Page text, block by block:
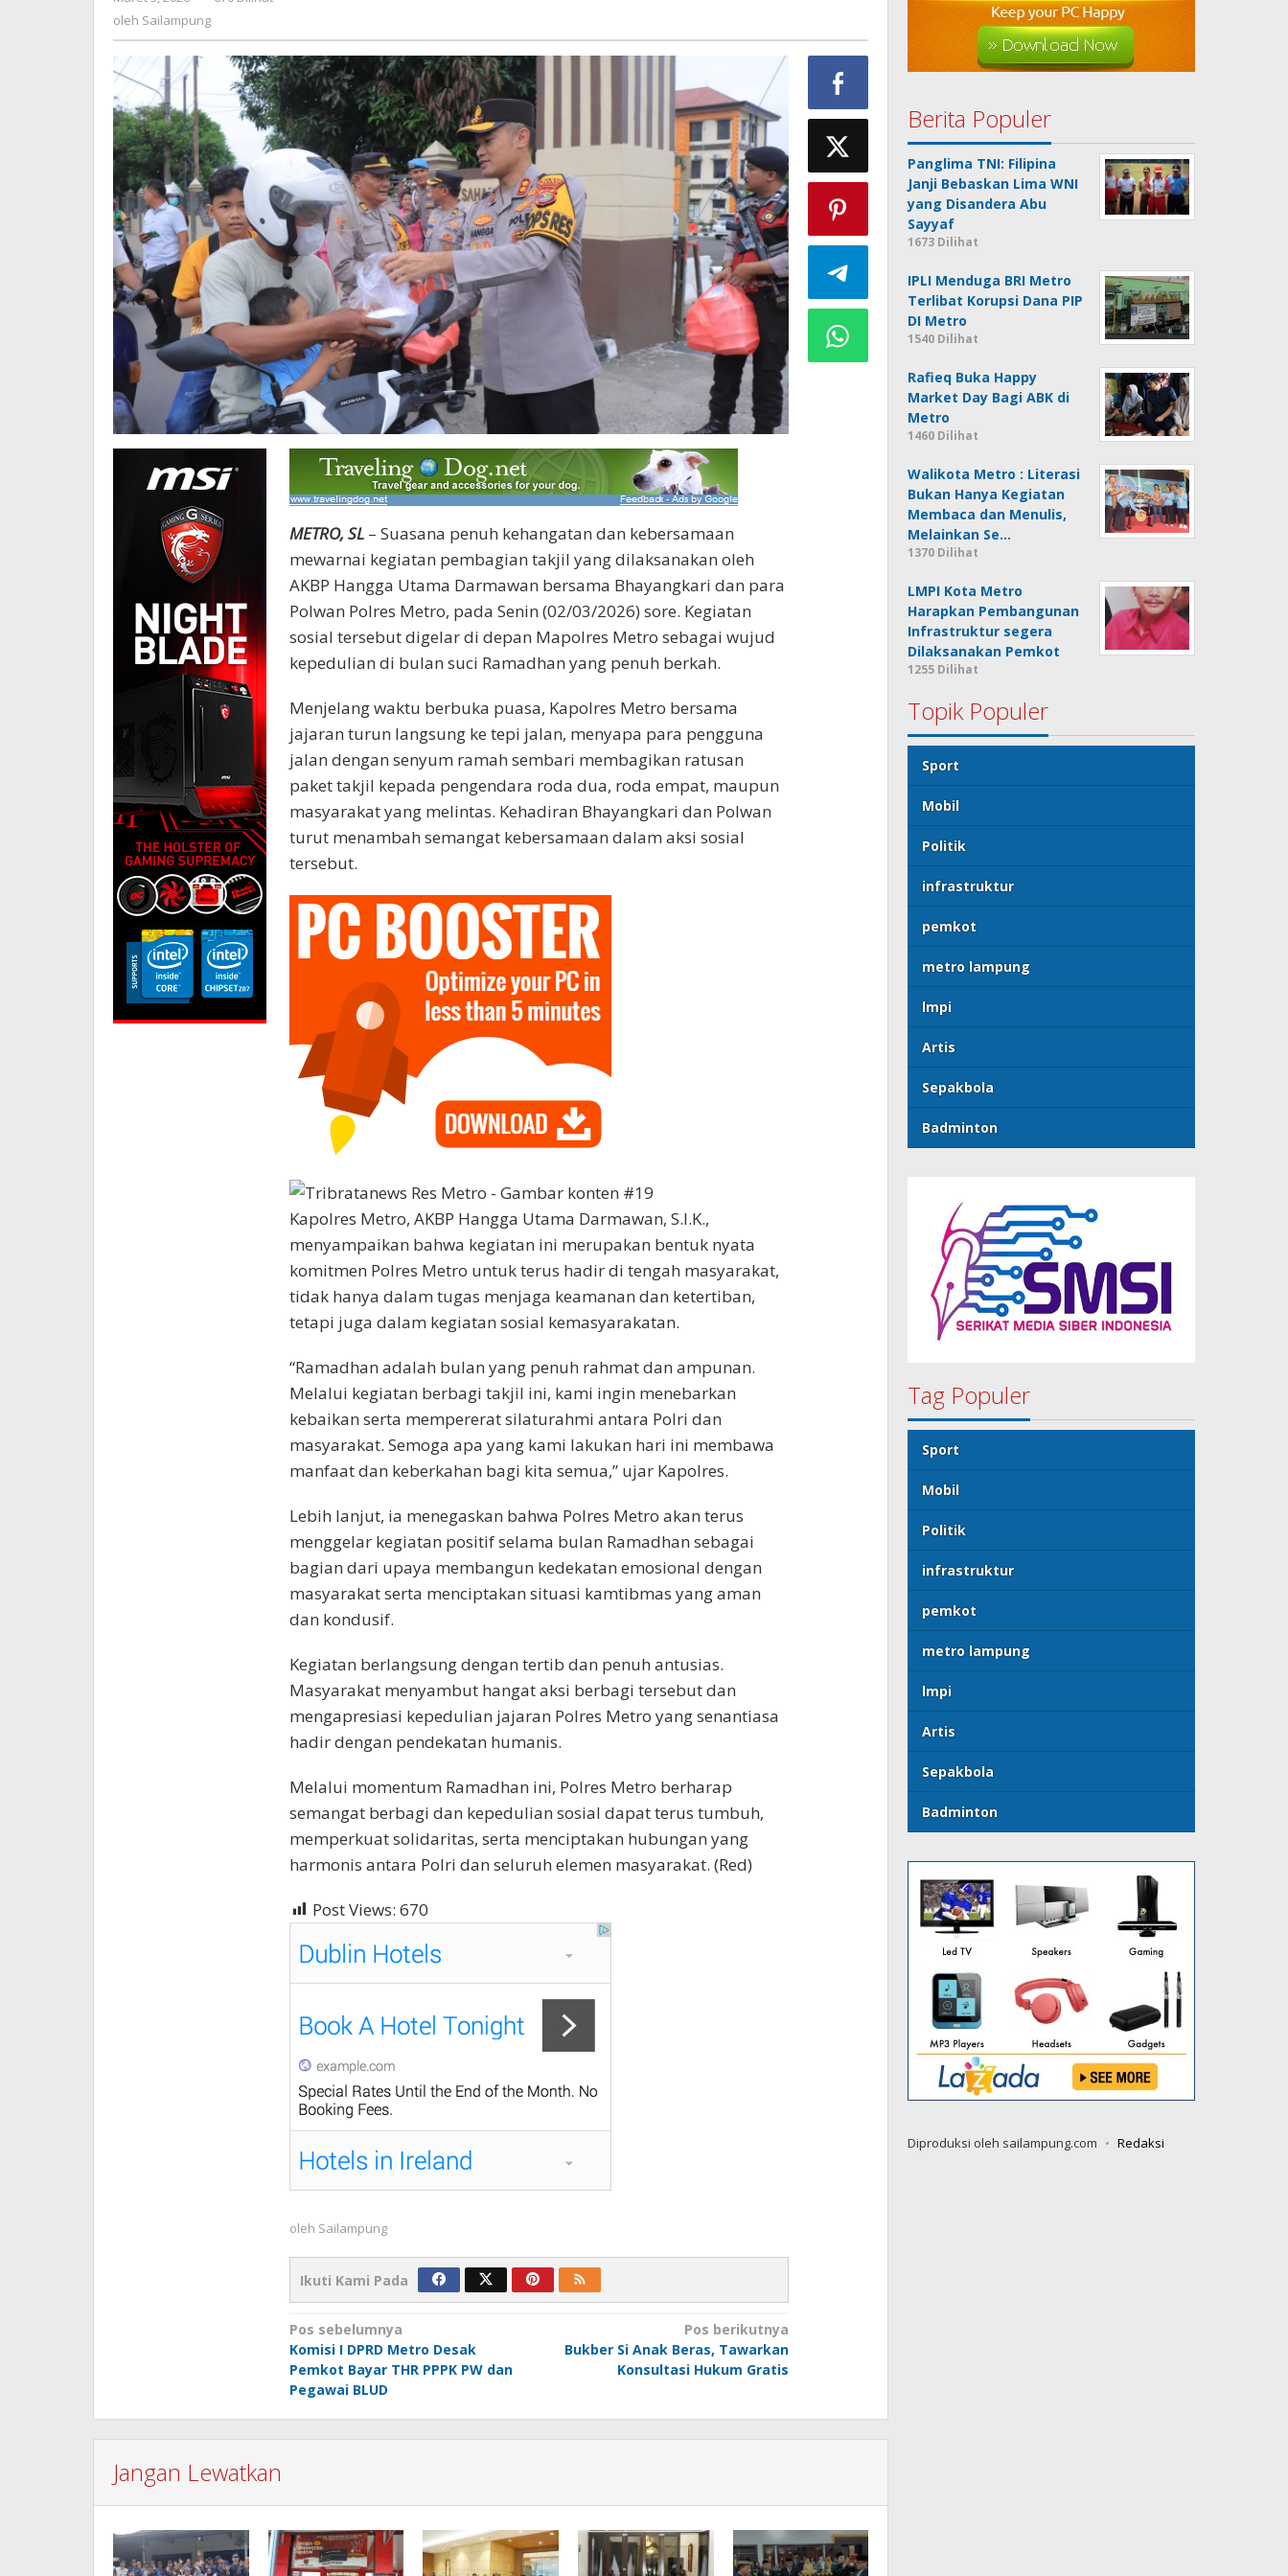
Takjil
Sailampung
oleh Sailampung
METRO, SL– Suasana penuh kehangatan dan kebersamaan
mewarnai kegiatan pembagian takjil yang dilaksanakan oleh
AKBP Hangga Utama Darmawan bersama Bhayangkari dan para
Polwan Polres Metro, pada Senin (02/03/2026) sore. Kegiatan
sosial tersebut digelar di depan Mapolres Metro sebagai wujud
kepedulian di bulan suci Ramadhan yang penuh berkah.
Menjelang waktu berbuka puasa, Kapolres Metro bersama
jajaran turun langsung ke tepi jalan, menyapa para pengguna
jalan dengan senyum ramah sembari membagikan ratusan
paket takjil kepada pengendara roda dua, roda empat, maupun
masyarakat yang melintas. Kehadiran Bhayangkari dan Polwan
turut menambah semangat kebersamaan dalam aksi sosial
tersebut.
Kapolres Metro, AKBP Hangga Utama Darmawan, S.I.K.,
menyampaikan bahwa kegiatan ini merupakan bentuk nyata
komitmen Polres Metro untuk terus hadir di tengah masyarakat,
tidak hanya dalam tugas menjaga keamanan dan ketertiban,
tetapi juga dalam kegiatan sosial kemasyarakatan.
“Ramadhan adalah bulan yang penuh rahmat dan ampunan.
Melalui kegiatan berbagi takjil ini, kami ingin menebarkan
kebaikan serta mempererat silaturahmi antara Polri dan
masyarakat. Semoga apa yang kami lakukan hari ini membawa
manfaat dan keberkahan bagi kita semua,” ujar Kapolres.
Lebih lanjut, ia menegaskan bahwa Polres Metro akan terus
menggelar kegiatan positif selama bulan Ramadhan sebagai
bagian dari upaya membangun kedekatan emosional dengan
masyarakat serta menciptakan situasi kamtibmas yang aman
dan kondusif.
Kegiatan berlangsung dengan tertib dan penuh antusias.
Masyarakat menyambut hangat aksi berbagi tersebut dan
mengapresiasi kepedulian jajaran Polres Metro yang senantiasa
hadir dengan pendekatan humanis.
Melalui momentum Ramadhan ini, Polres Metro berharap
semangat berbagi dan kepedulian sosial dapat terus tumbuh,
memperkuat solidaritas, serta menciptakan hubungan yang
harmonis antara Polri dan seluruh elemen masyarakat. (Red)
Post Views: 670
oleh Sailampung
Ikuti Kami Pada
Navigasi
pos
Pos sebelumnya
Komisi I DPRD Metro Desak
Pemkot Bayar THR PPPK PW dan
Pegawai BLUD
Pos berikutnya
Bukber Si Anak Beras, Tawarkan
Konsultasi Hukum Gratis
Jangan Lewatkan
Berita Populer
Panglima TNI: Filipina
Janji Bebaskan Lima WNI
yang Disandera Abu
Sayyaf
1673 Dilihat
IPLI Menduga BRI Metro
Terlibat Korupsi Dana PIP
DI Metro
1540 Dilihat
Rafieq Buka Happy
Market Day Bagi ABK di
Metro
1460 Dilihat
Walikota Metro : Literasi
Bukan Hanya Kegiatan
Membaca dan Menulis,
Melainkan Se…
1370 Dilihat
LMPI Kota Metro
Harapkan Pembangunan
Infrastruktur segera
Dilaksanakan Pemkot
1255 Dilihat
Topik Populer
Sport
Mobil
Politik
infrastruktur
pemkot
metro lampung
lmpi
Artis
Sepakbola
Badminton
Tag Populer
Sport
Mobil
Politik
infrastruktur
pemkot
metro lampung
lmpi
Artis
Sepakbola
Badminton
Diproduksi oleh sailampung.com Redaksi